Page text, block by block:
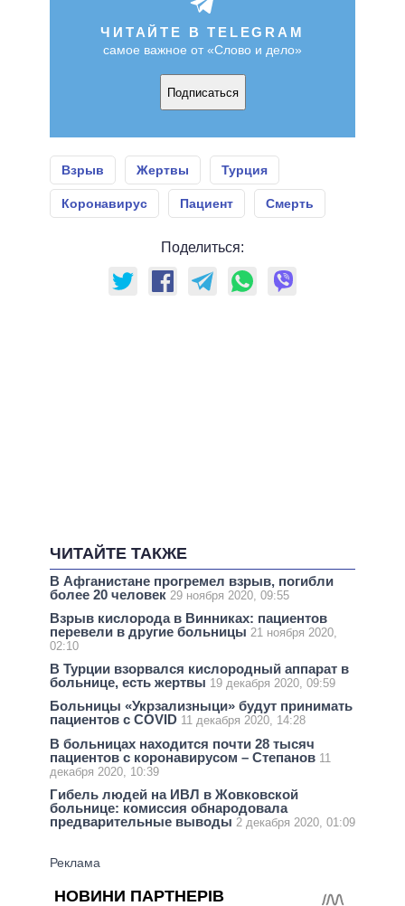
ЧИТАЙТЕ В TELEGRAM
самое важное от «Слово и дело»
Подписаться
Взрыв Жертвы Турция
Коронавирус Пациент Смерть
Поделиться:
ЧИТАЙТЕ ТАКЖЕ
В Афганистане прогремел взрыв, погибли
более 20 человек 29 ноября 2020, 09:55
Взрыв кислорода в Винниках: пациентов
перевели в другие больницы 21 ноября 2020,
02:10
В Турции взорвался кислородный аппарат в
больнице, есть жертвы 19 декабря 2020, 09:59
Больницы «Укрзализныци» будут принимать
пациентов с COVID 11 декабря 2020, 14:28
В больницах находится почти 28 тысяч
пациентов с коронавирусом – Степанов 11
декабря 2020, 10:39
Гибель людей на ИВЛ в Жовковской
больнице: комиссия обнародовала
предварительные выводы 2 декабря 2020, 01:09